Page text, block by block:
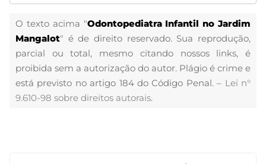
O texto acima "Odontopediatra Infantil no Jardim
Mangalot" é de direito reservado. Sua reprodução,
parcial ou total, mesmo citando nossos links, é
proibida sem a autorização do autor. Plágio é crime e
está previsto no artigo 184 do Código Penal. – Lei n°
9.610-98 sobre direitos autorais.